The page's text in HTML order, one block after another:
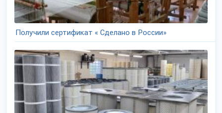
Получили сертификат « Сделано в России»